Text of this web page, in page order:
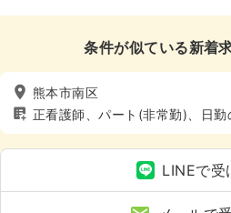
条件が似ている新着
熊本市南区
正看護師、パート(非常勤)、日
護・福祉系
LINEで受